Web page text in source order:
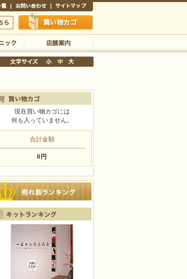
買い物かご
店舗案内
現在買い物カゴには
何も入っていません。
合計金額
0円